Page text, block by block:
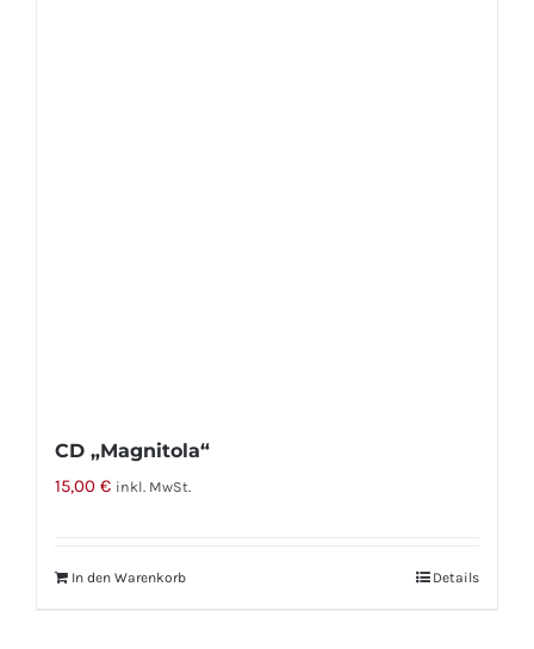
CD „Magnitola“
15,00 € inkl. MwSt.
In den Warenkorb Details